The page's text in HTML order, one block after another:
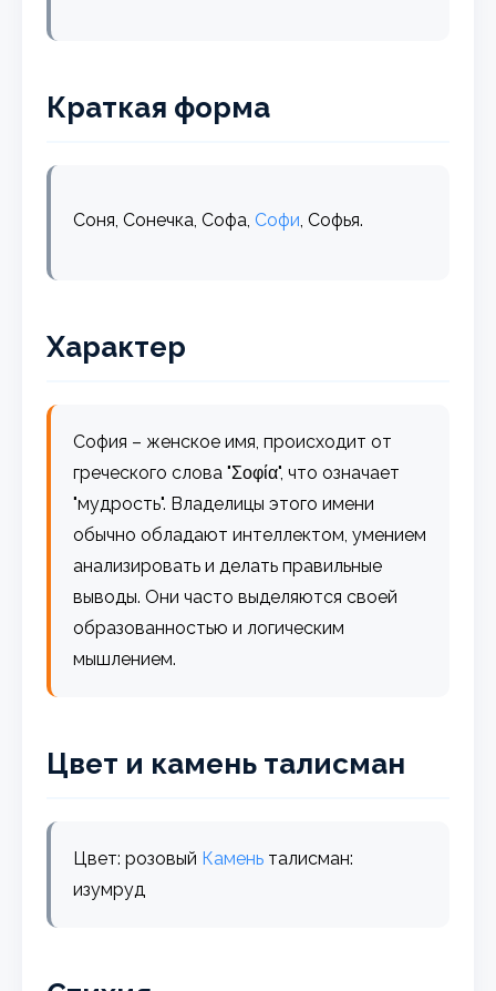
Краткая форма
Соня, Сонечка, Софа, Софи, Софья.
Характер
София – женское имя, происходит от
греческого слова "Σοφία", что означает
"мудрость". Владелицы этого имени
обычно обладают интеллектом, умением
анализировать и делать правильные
выводы. Они часто выделяются своей
образованностью и логическим
мышлением.
Цвет и камень талисман
Цвет: розовый Камень талисман:
изумруд